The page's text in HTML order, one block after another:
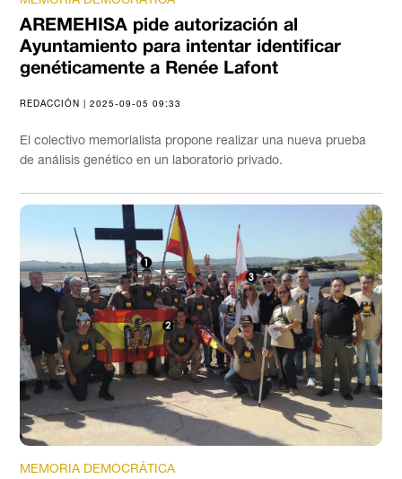
AREMEHISA pide autorización al
Ayuntamiento para intentar identificar
genéticamente a Renée Lafont
REDACCIÓN | 2025-09-05 09:33
El colectivo memorialista propone realizar una nueva prueba
de análisis genético en un laboratorio privado.
MEMORIA DEMOCRÁTICA